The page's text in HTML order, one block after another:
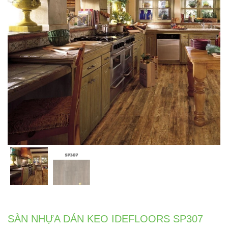
SÀN NHỰA DÁN KEO IDEFLOORS SP307